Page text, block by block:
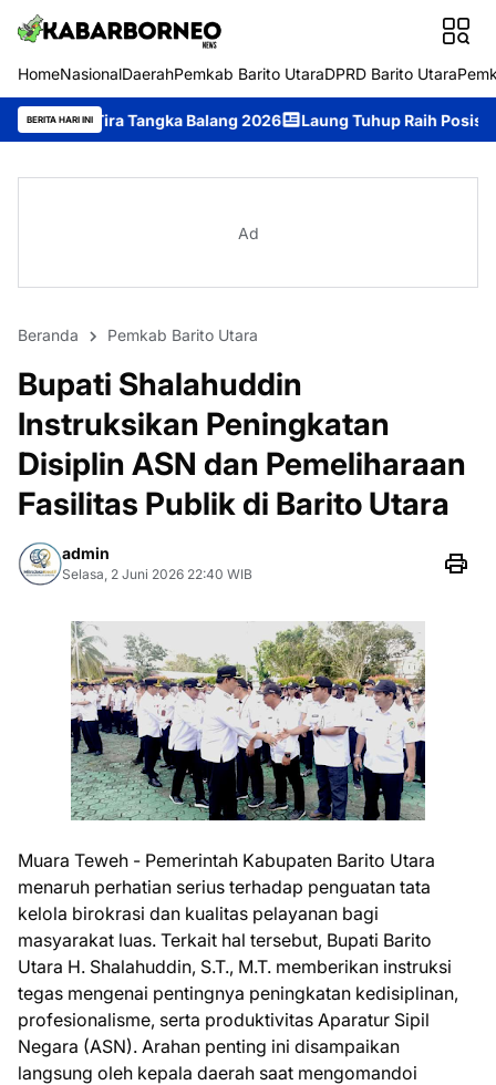
HomeNasionalDaerahPemkab Barito UtaraDPRD Barito Utara
BERITA HARI INI
Balang 2026 Laung Tuhup Raih Posisi Ketiga Tari Kreasi
Ad
Beranda Pemkab Barito Utara
Bupati Shalahuddin
Instruksikan Peningkatan
Disiplin ASN dan Pemeliharaan
Fasilitas Publik di Barito Utara
admin
Selasa, 2 Juni 2026 22:40 WIB
Muara Teweh - Pemerintah Kabupaten Barito Utara
menaruh perhatian serius terhadap penguatan tata
kelola birokrasi dan kualitas pelayanan bagi
masyarakat luas. Terkait hal tersebut, Bupati Barito
Utara H. Shalahuddin, S.T., M.T. memberikan instruksi
tegas mengenai pentingnya peningkatan kedisiplinan,
profesionalisme, serta produktivitas Aparatur Sipil
Negara (ASN). Arahan penting ini disampaikan
langsung oleh kepala daerah saat mengomandoi